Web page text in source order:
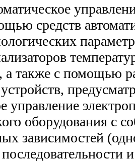
средств
а также с помощью
управление
оборудования с
зависимостей